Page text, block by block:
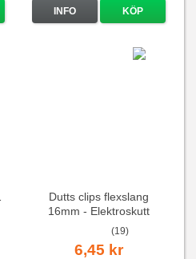
INFO KÖP
Dutts clips flexslang
16mm - Elektroskutt
(19)
6,45 kr